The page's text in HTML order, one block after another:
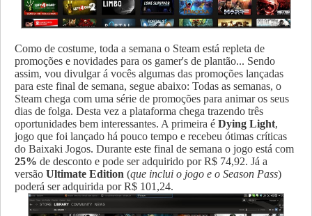
Como de costume, toda a semana o Steam está repleta de
promoções e novidades para os gamer's de plantão... Sendo
assim, vou divulgar á vocês algumas das promoções lançadas
para este final de semana, segue abaixo: Todas as semanas, o
Steam chega com uma série de promoções para animar os seus
dias de folga. Desta vez a plataforma chega trazendo três
oportunidades bem interessantes. A primeira é Dying Light,
jogo que foi lançado há pouco tempo e recebeu ótimas críticas
do Baixaki Jogos. Durante este final de semana o jogo está com
25% de desconto e pode ser adquirido por R$ 74,92. Já a
versão Ultimate Edition (que inclui o jogo e o Season Pass)
poderá ser adquirida por R$ 101,24.